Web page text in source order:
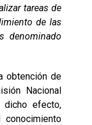
tareas de
de las
denominado
obtención de
Nacional
dicho efecto,